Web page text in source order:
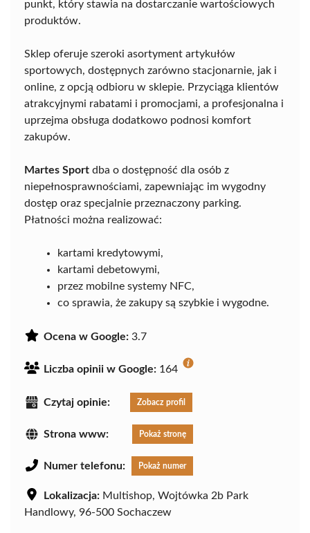
punkt, który stawia na dostarczanie wartościowych
produktów.
Sklep oferuje szeroki asortyment artykułów
sportowych, dostępnych zarówno stacjonarnie, jak i
online, z opcją odbioru w sklepie. Przyciąga klientów
atrakcyjnymi rabatami i promocjami, a profesjonalna i
uprzejma obsługa dodatkowo podnosi komfort
zakupów.
Martes Sport dba o dostępność dla osób z
niepełnosprawnościami, zapewniając im wygodny
dostęp oraz specjalnie przeznaczony parking.
Płatności można realizować:
kartami kredytowymi,
kartami debetowymi,
przez mobilne systemy NFC,
co sprawia, że zakupy są szybkie i wygodne.
Ocena w Google: 3.7
Liczba opinii w Google: 164
Czytaj opinie: Zobacz profil
Strona www: Pokaż stronę
Numer telefonu: Pokaż numer
Lokalizacja: Multishop, Wojtówka 2b Park
Handlowy, 96-500 Sochaczew